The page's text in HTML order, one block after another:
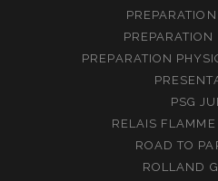
PREPARATION
PREPARATION
PSG
RELAIS
ROAD TO
ROLLAND